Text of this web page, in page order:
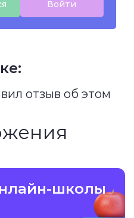
Войти
отзыв об этом
школы